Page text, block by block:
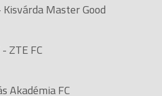
Master Good
ZTE FC
Akadémia FC